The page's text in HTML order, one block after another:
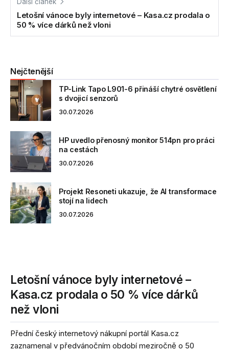
Letošní vánoce byly internetové – Kasa.cz prodala o
50 % více dárků než vloni
Nejčtenější
TP-Link Tapo L901-6 přináší chytré osvětlení
s dvojicí senzorů
30.07.2026
HP uvedlo přenosný monitor 514pn pro práci
na cestách
30.07.2026
Projekt Resoneti ukazuje, že AI transformace
stojí na lidech
30.07.2026
Letošní vánoce byly internetové –
Kasa.cz prodala o 50 % více dárků
než vloni
Přední český internetový nákupní portál Kasa.cz
zaznamenal v předvánočním období meziročně o 50